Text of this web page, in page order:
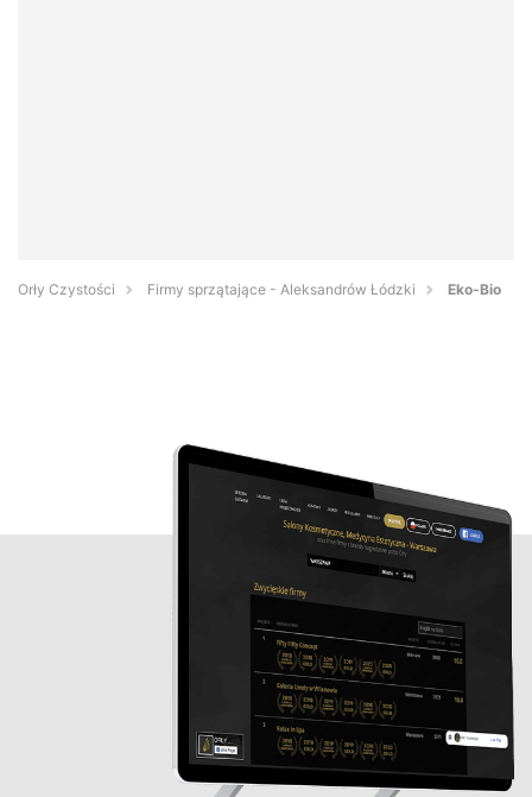
Orły Czystości Firmy sprzątające - Aleksandrów Łódzki Eko-Bio